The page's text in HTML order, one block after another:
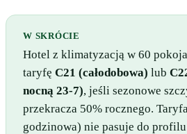
W SKRÓCIE
Hotel z klimatyzacją w 60
taryfę C21 (całodobowa) lub
nocną 23-7), jeśli sezonowe
przekracza 50% rocznego.
godzinowa) nie pasuje do